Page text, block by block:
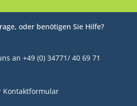
oder benötigen Sie Hilfe?
an +49 (0) 34771/ 40 69 71
Kontaktformular